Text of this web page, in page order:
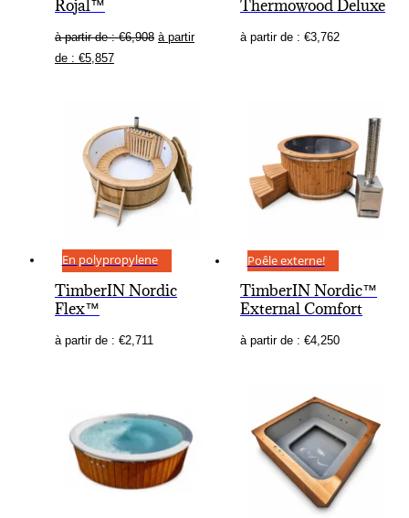
Rojal™
à partir de :€6,908 à partir
de : €5,857
Thermowood Deluxe
à partir de : €3,762
En polypropylene
TimberIN Nordic
Flex™
à partir de : €2,711
Poêle externe!
TimberIN Nordic™
External Comfort
à partir de : €4,250